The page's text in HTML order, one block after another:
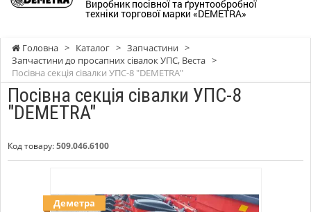
Виробник посівної та ґрунтообробної
техніки торгової марки «DEMETRA»
Головна > Каталог > Запчастини >
Запчастини до просапних сівалок УПС, Веста >
Посівна секція сівалки УПС-8 "DEMETRA"
Посівна секція сівалки УПС-8
"DEMETRA"
Код товару:509.046.6100
Деметра